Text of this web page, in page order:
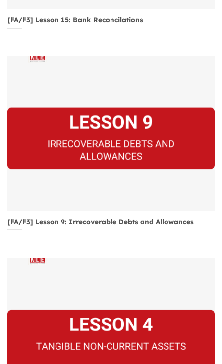
[FA/F3] Lesson 15: Bank Reconcilations
[FA/F3] Lesson 9: Irrecoverable Debts and Allowances